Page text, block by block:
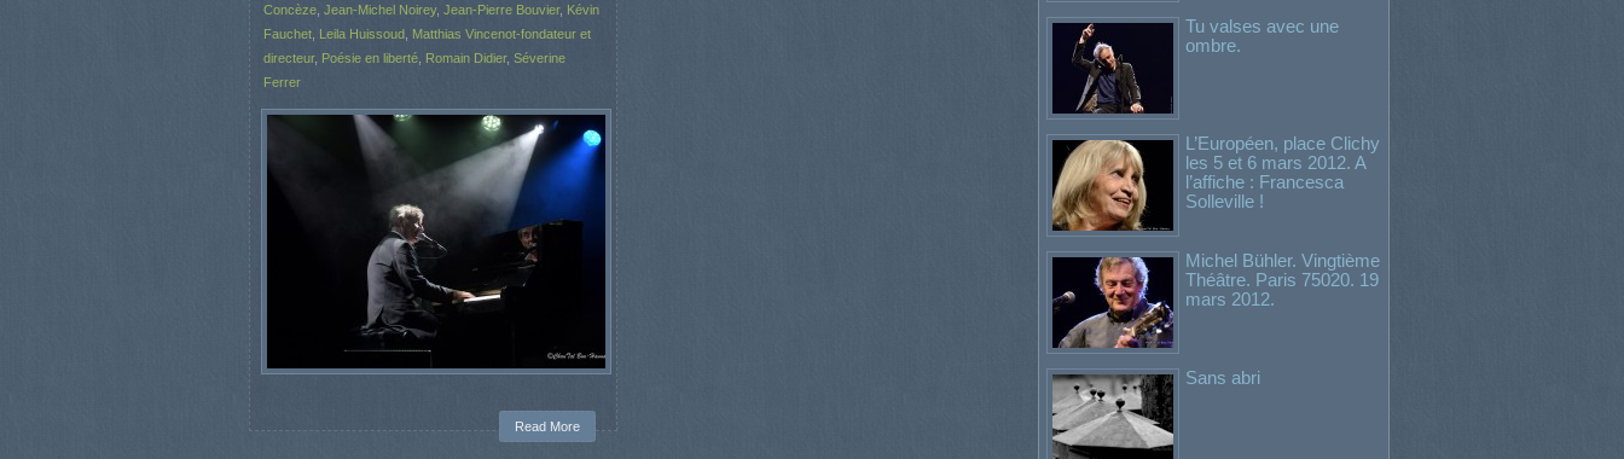
Concèze Jean-Michel Noirey, Jean-Pierre Bouvier, Kévin
Fauchet Leila Huissoud Matthias Vincenot-fondateur et
directeur, Poésie en liberté Romain Didier, Séverine
Ferrer
Read More
Tu valses avec une
ombre.
L’Européen, place Clichy
les 5 et 6 mars 2012. A
l’affiche : Francesca
Solleville !
Michel Bühler. Vingtième
Théâtre. Paris 75020. 19
mars 2012.
Sans abri